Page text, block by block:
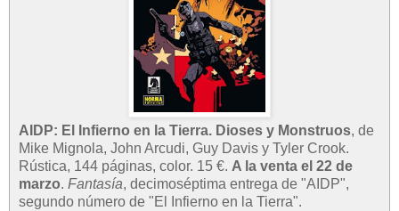
AIDP: El Infierno en la Tierra. Dioses y Monstruos, de
Mike Mignola, John Arcudi, Guy Davis y Tyler Crook.
Rústica, 144 páginas, color. 15 €. A la venta el 22 de
marzo. Fantasía, decimoséptima entrega de "AIDP",
segundo número de "El Infierno en la Tierra".